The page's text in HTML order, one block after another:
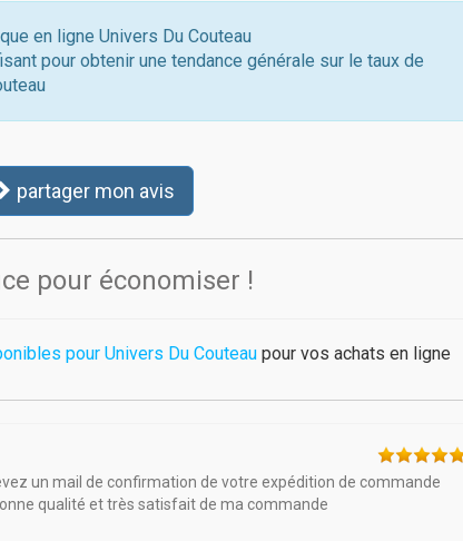
en ligne Univers Du Couteau
pour obtenir une tendance générale sur le taux de
partager mon avis
pour économiser !
pour Univers Du Couteaupour vos achats en ligne
un mail de confirmation de votre expédition de commande
qualité et très satisfait de ma commande